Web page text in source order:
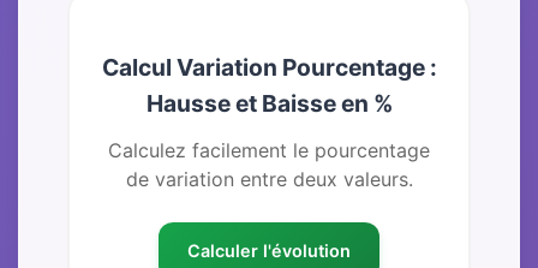
Calcul Variation Pourcentage :
Hausse et Baisse en %
Calculez facilement le pourcentage
de variation entre deux valeurs.
Calculer l'évolution